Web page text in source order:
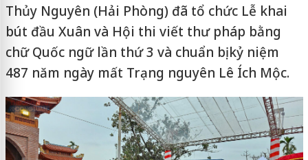
Thủy Nguyên (Hải Phòng) đã tổ chức Lễ khai
bút đầu Xuân và Hội thi viết thư pháp bằng
chữ Quốc ngữ lần thứ 3 và chuẩn bị kỷ niệm
487 năm ngày mất Trạng nguyên Lê Ích Mộc.